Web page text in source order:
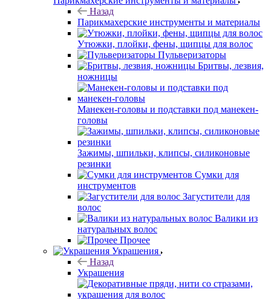
Назад
Парикмахерские инструменты и материалы
Утюжки, плойки, фены, щипцы для волос
Пульверизаторы
Бритвы, лезвия,
ножницы
Манекен-головы и подставки под манекен-
головы
Зажимы, шпильки, клипсы, силиконовые
резинки
Сумки для
инструментов
Загустители для
волос
Валики из
натуральных волос
Прочее
Украшения
Назад
Украшения